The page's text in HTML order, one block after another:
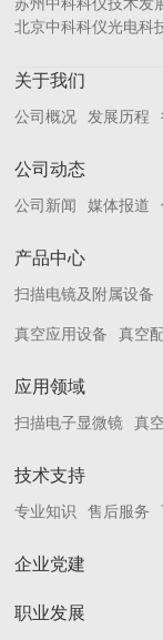
苏州中科科仪技术发
北京中科科仪光电科
关于我们
公司概况 发展历程
公司动态
公司新闻 媒体报道
产品中心
扫描电镜及附属设备
真空应用设备 真空
应用领域
扫描电子显微镜 真
技术支持
专业知识 售后服务
企业党建
职业发展